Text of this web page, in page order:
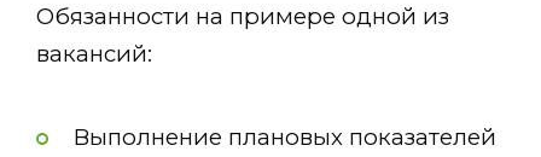
Обязанности на примере одной из
вакансий:
Выполнение плановых показателей